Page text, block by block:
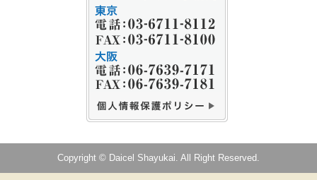
Copyright © Daicel Shayukai. All Right Reserved.